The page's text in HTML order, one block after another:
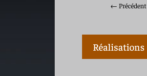
←Précédent
Réalisations